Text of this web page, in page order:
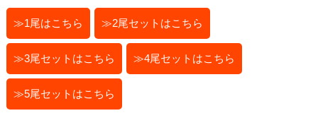
≫1尾はこちら ≫2尾セットはこちら
≫3尾セットはこちら ≫4尾セットはこちら
≫5尾セットはこちら